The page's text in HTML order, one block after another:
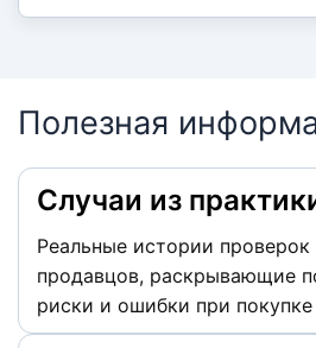
Полезная
Случаи из
Реальные истории
продавцов, раскрывающие
риски и ошибки при